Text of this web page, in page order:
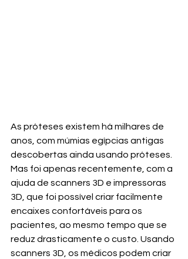
As próteses existem há milhares de
anos, com múmias egípcias antigas
descobertas ainda usando próteses.
Mas foi apenas recentemente, com a
ajuda de scanners 3D e impressoras
3D, que foi possível criar facilmente
encaixes confortáveis para os
pacientes, ao mesmo tempo que se
reduz drasticamente o custo. Usando
scanners 3D, os médicos podem criar